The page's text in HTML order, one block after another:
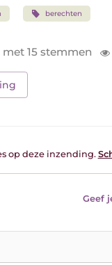
berechten
met 15 stemmen
op deze inzending.
Geef